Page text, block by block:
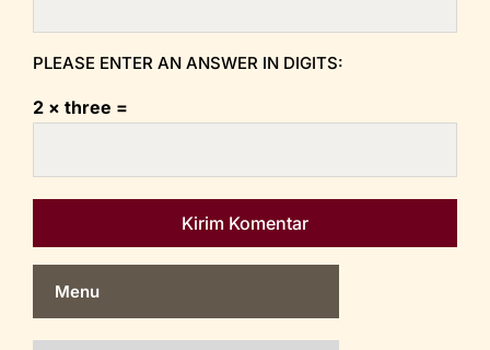
PLEASE ENTER AN ANSWER IN DIGITS:
2 × three =
Menu